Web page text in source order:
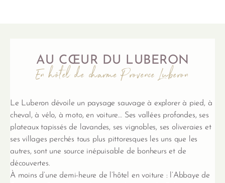
AU CŒUR DU LUBERON
En hôtel de charme Provence Luberon
Le Luberon dévoile un paysage sauvage à explorer à pied, à
cheval, à vélo, à moto, en voiture… Ses vallées profondes, ses
plateaux tapissés de lavandes, ses vignobles, ses oliveraies et
ses villages perchés tous plus pittoresques les uns que les
autres, sont une source inépuisable de bonheurs et de
découvertes.
À moins d’une demi-heure de l’hôtel en voiture : l’Abbaye de